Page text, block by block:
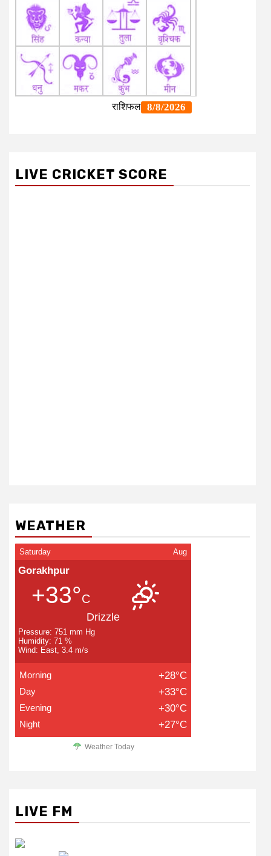
LIVE CRICKET SCORE
WEATHER
Saturday Aug
Gorakhpur
+33°C
Drizzle
Pressure: 751 mm Hg
Humidity: 71 %
Wind: East, 3.4 m/s
Morning +28°C
Day +33°C
Evening +30°C
Night +27°C
Weather Today
LIVE FM